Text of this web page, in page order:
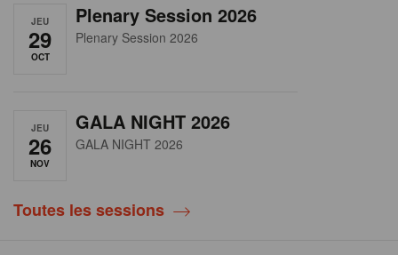
JEU
29
OCT
Plenary Session 2026
Plenary Session 2026
JEU
26
NOV
GALA NIGHT 2026
GALA NIGHT 2026
Toutes les sessions